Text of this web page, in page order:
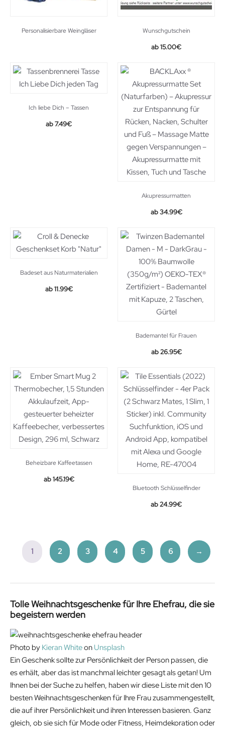
Personalisierbare Weingläser Wunschgutschein
15.00€
Ich liebe Dich – Tassen
7.49€
Akupressurmatten
34.99€
Badeset aus Naturmaterialien
11.99€
Bademantel für Frauen
26.95€
Beheizbare Kaffeetassen
145.19€
Bluetooth Schlüsselfinder
24.99€
1 2 3 4 5 6 →
Tolle Weihnachtsgeschenke für Ihre Ehefrau, die sie
begeistern werden
Photo by Kieran Whiteon Unsplash
Ein Geschenk sollte zur Persönlichkeit der Person passen, die
es erhält, aber das ist manchmal leichter gesagt als getan! Um
Ihnen bei der Suche zu helfen, haben wir diese Liste mit den 10
besten Weihnachtsgeschenken für Ihre Frau zusammengestellt,
die auf ihrer Persönlichkeit und ihren Interessen basieren. Ganz
gleich, ob sie sich für Mode oder Fitness, Heimdekoration oder